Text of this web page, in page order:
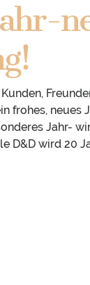
frohes, neues
Jahr-
D&D wird 20